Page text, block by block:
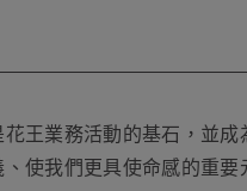
花王業務活動的基石，並
使我們更具使命感的重要